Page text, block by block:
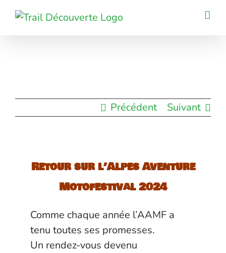
Passer
Précédent Suivant
Retour sur l’Alpes Aventure
Motofestival2024
Comme chaque année l’AAMF a
tenu toutes ses promesses.
Un rendez-vous devenu